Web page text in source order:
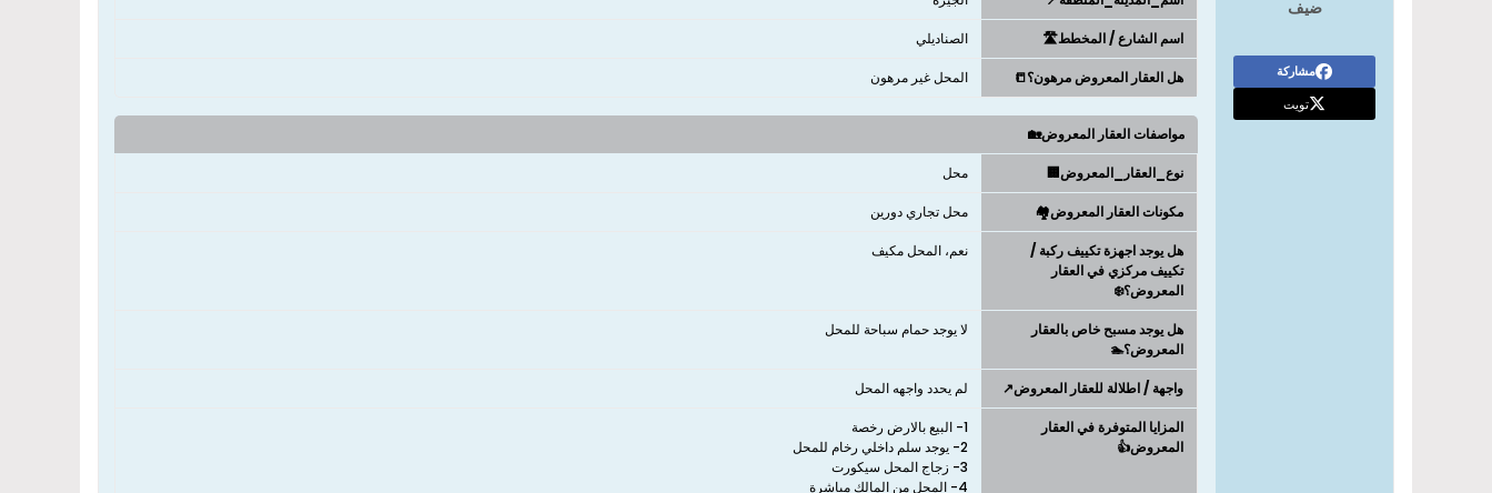
ضيف
مشاركة
تويت
اسم الشارع / المخطط🛣️ الصناديلي
هل العقار المعروض مرهون؟📒 المحل غير مرهون
مواصفات العقار المعروض🏡
نوع_العقار_المعروض🏢 محل
مكونات العقار المعروض🏘️ محل تجاري دورين
هل يوجد اجهزة تكييف ركبة /
تكييف مركزي في العقار
المعروض؟❄️
نعم، المحل مكيف
هل يوجد مسبح خاص بالعقار
المعروض؟🏊
لا يوجد حمام سباحة للمحل
واجهة / اطلالة للعقار المعروض↗️ لم يحدد واجهه المحل
المزايا المتوفرة في العقار
المعروض👍
4- المحل من المالك مباشرة